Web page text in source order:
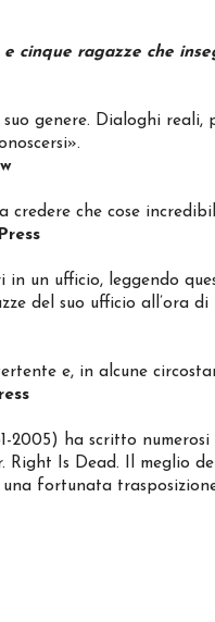
e cinque ragazze che
suo genere. Dialoghi
credere che cose
in un ufficio, leggendo
del suo ufficio all’ora
e, in alcune
2005) ha scritto
Right Is Dead. Il meglio
fortunata